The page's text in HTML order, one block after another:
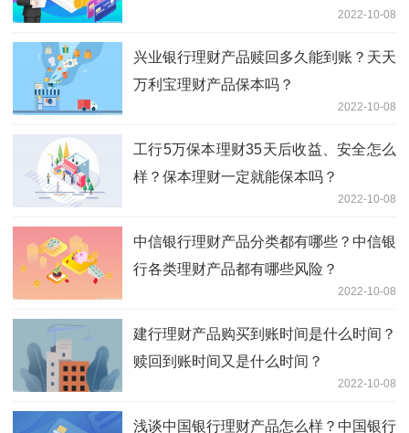
2022-10-08
兴业银行理财产品赎回多久能到账？天天
万利宝理财产品保本吗？
2022-10-08
工行5万保本理财35天后收益、安全怎么
样？保本理财一定就能保本吗？
2022-10-08
中信银行理财产品分类都有哪些？中信银
行各类理财产品都有哪些风险？
2022-10-08
建行理财产品购买到账时间是什么时间？
赎回到账时间又是什么时间？
2022-10-08
浅谈中国银行理财产品怎么样？中国银行